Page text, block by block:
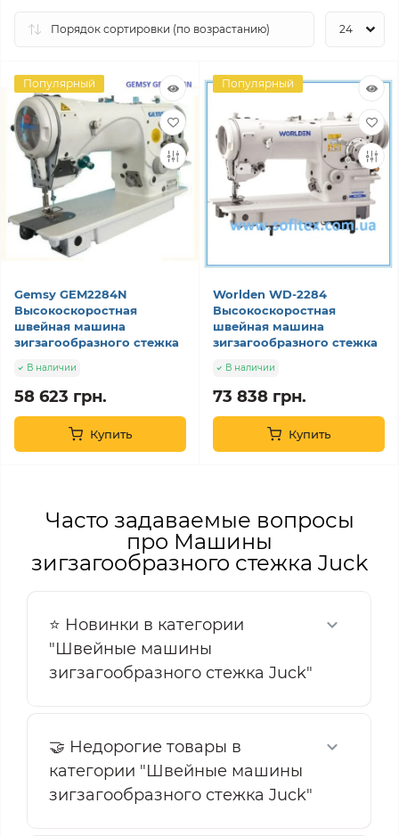
Популярный
Gemsy GEM2284N
Высокоскоростная
швейная машина
зигзагообразного стежка
В наличии
58 623 грн.
Купить
Популярный
Worlden WD-2284
Высокоскоростная
швейная машина
зигзагообразного стежка
В наличии
73 838 грн.
Купить
Часто задаваемые вопросы
про Машины
зигзагообразного стежка Juck
⭐ Новинки в категории
"Швейные машины
зигзагообразного стежка Juck"
🤝 Недорогие товары в
категории "Швейные машины
зигзагообразного стежка Juck"